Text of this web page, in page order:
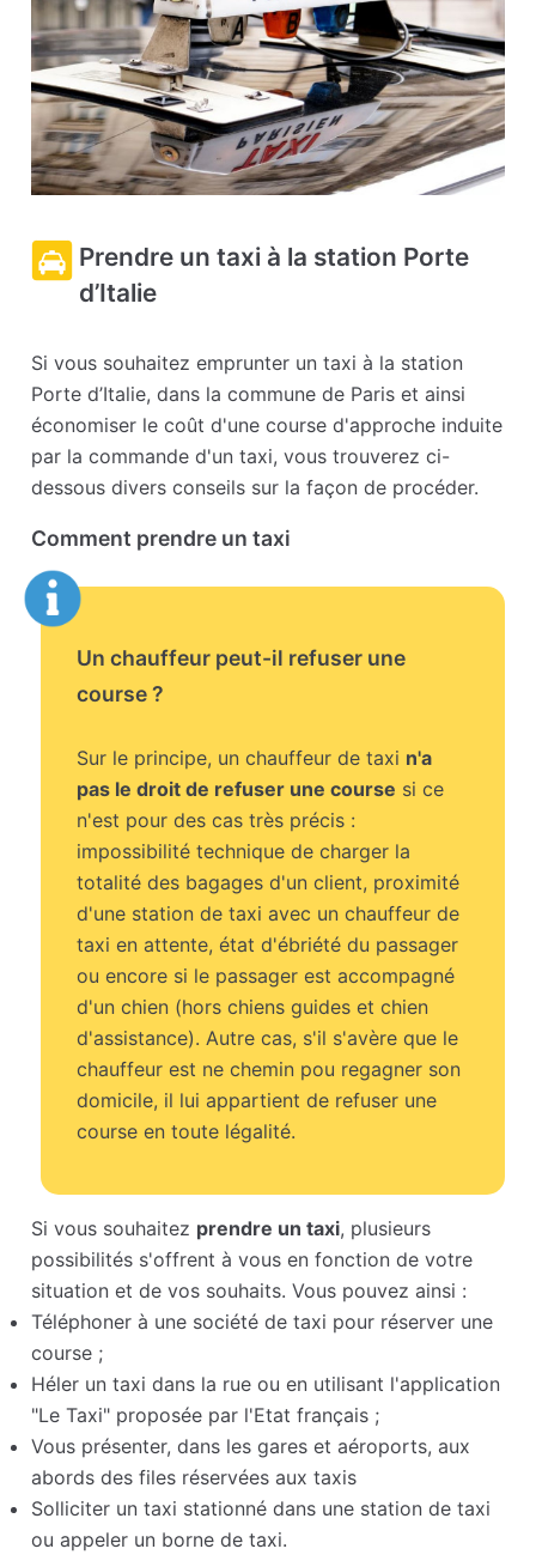
Prendre un taxi à la station Porte
d’Italie
Si vous souhaitez emprunter un taxi à la station
Porte d’Italie, dans la commune de Paris et ainsi
économiser le coût d'une course d'approche induite
par la commande d'un taxi, vous trouverez ci-
dessous divers conseils sur la façon de procéder.
Comment prendre un taxi
Un chauffeur peut-il refuser une
course ?
Sur le principe, un chauffeur de taxi n'a
pas le droit de refuser une course si ce
n'est pour des cas très précis :
impossibilité technique de charger la
totalité des bagages d'un client, proximité
d'une station de taxi avec un chauffeur de
taxi en attente, état d'ébriété du passager
ou encore si le passager est accompagné
d'un chien (hors chiens guides et chien
d'assistance). Autre cas, s'il s'avère que le
chauffeur est ne chemin pou regagner son
domicile, il lui appartient de refuser une
course en toute légalité.
Si vous souhaitez prendre un taxi, plusieurs
possibilités s'offrent à vous en fonction de votre
situation et de vos souhaits. Vous pouvez ainsi :
Téléphoner à une société de taxi pour réserver une
course ;
Héler un taxi dans la rue ou en utilisant l'application
"Le Taxi" proposée par l'Etat français ;
Vous présenter, dans les gares et aéroports, aux
abords des files réservées aux taxis
Solliciter un taxi stationné dans une station de taxi
ou appeler un borne de taxi.